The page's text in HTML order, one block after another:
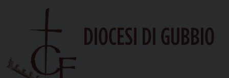
DIOCESI DI GUBBIO